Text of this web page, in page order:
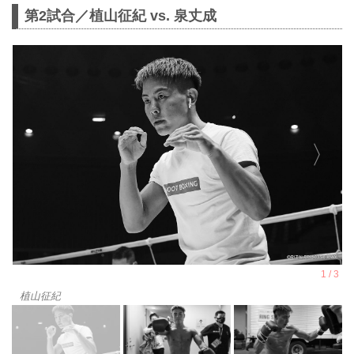
第2試合／植山征紀 vs. 泉丈成
植山征紀